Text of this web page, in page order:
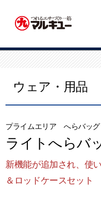
ウェア・用品
プライムエリア へらバッグ
ライトへらバ
新機能が追加され、使
＆ロッドケースセット